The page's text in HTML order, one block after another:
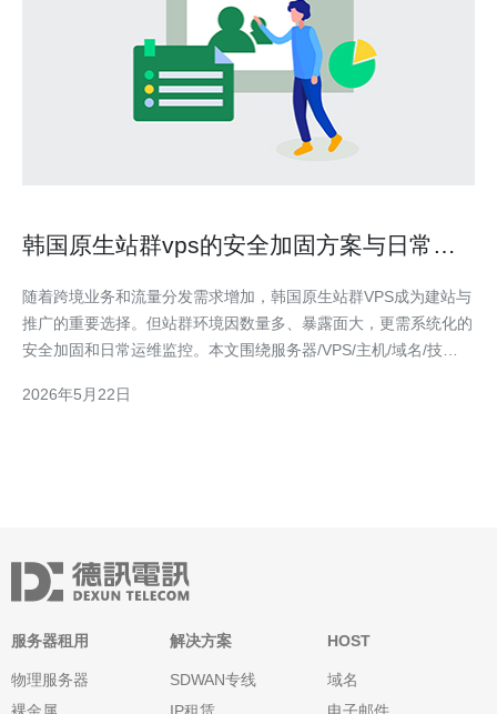
韩国原生站群vps的安全加固方案与日常运
随着跨境业务和流量分发需求增加，韩国原生站群VPS成为建站与
推广的重要选择。但站群环境因数量多、暴露面大，更需系统化的
安全加固和日常运维监控。本文围绕服务器/VPS/主机/域名/技
第一步是基础系统安全加固。对VPS主机保持操作系统和内核及时
2026年5月22日
服务器租用
物理服务器
解决方案
SDWAN专线
HOST
域名